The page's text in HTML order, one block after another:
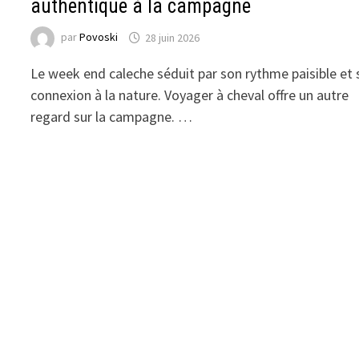
authentique à la campagne
parPovoski 28 juin 2026
Le week end caleche séduit par son rythme paisible et
connexion à la nature. Voyager à cheval offre un autre
regard sur la campagne. …